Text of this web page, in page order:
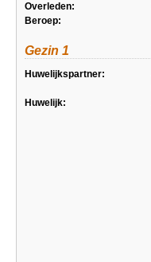
Overleden:
Beroep:
Gezin 1
Huwelijkspartner:
Huwelijk: